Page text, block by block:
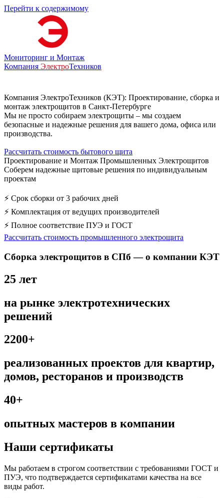
Перейти к содержимому
Мониторинг и Монтаж
Компания ЭлектроТехников
Компания ЭлектроТехников (КЭТ): Проектирование, сборка и
монтаж электрощитов в Санкт-Петербурге
Мы не просто собираем электрощиты – мы создаем
безопасные и надежные решения для вашего дома, офиса или
производства.
Рассчитать стоимость бытового щита
Проектирование и Монтаж Промышленных Электрощитов
Соберем надежные щитовые решения по индивидуальным
проектам
⚡ Срок сборки от 3 рабочих дней
⚡ Комплектация от ведущих производителей
⚡ Полное соответствие ПУЭ и ГОСТ
Рассчитать стоимость промышленного электрощита
Сборка электрощитов в СПб — о компании КЭТ
25 лет
на рынке электротехнических
решений
2200+
реализованных проектов для квартир,
домов, ресторанов и производств
40+
опытных мастеров в компании
Наши сертификаты
Мы работаем в строгом соответствии с требованиями ГОСТ и
ПУЭ, что подтверждается сертификатами качества на все
виды работ.